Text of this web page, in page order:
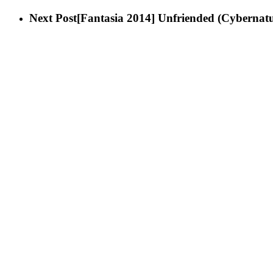
Next Post[Fantasia 2014] Unfriended